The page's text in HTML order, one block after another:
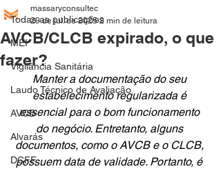
Todas as publicações
MEI
Vigilância Sanitária
Laudo Técnico de Avaliação
AVCB
Alvarás
DCFF
AVCB/CLCB expirado, o que
fazer?
massaryconsultec
29 de jul. de 2025 2 min de leitura
Manter a documentação do seu
estabelecimento regularizada é
essencial para o bom funcionamento
do negócio. Entretanto, alguns
documentos, como o AVCB e o CLCB,
possuem data de validade. Portanto, é